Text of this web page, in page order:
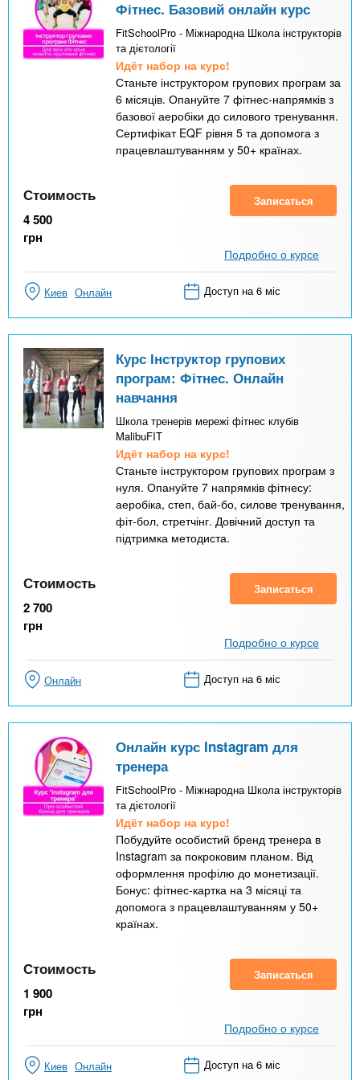
Фітнес. Базовий онлайн курс
FitSchoolPro - Міжнародна Школа інструкторів
та дієтології
Идёт набор на курс!
Станьте інструктором групових програм за
6 місяців. Опануйте 7 фітнес-напрямків з
базової аеробіки до силового тренування.
Сертифікат EQF рівня 5 та допомога з
працевлаштуванням у 50+ країнах.
Стоимость
4 500
грн
Записаться
Подробно о курсе
Киев Онлайн Доступ на 6 міс
Курс Інструктор групових
програм: Фітнес. Онлайн
навчання
Школа тренерів мережі фітнес клубів
MalibuFIT
Идёт набор на курс!
Станьте інструктором групових програм з
нуля. Опануйте 7 напрямків фітнесу:
аеробіка, степ, бай-бо, силове тренування,
фіт-бол, стретчінг. Довічний доступ та
підтримка методиста.
Стоимость
2 700
грн
Записаться
Подробно о курсе
Онлайн Доступ на 6 міс
Онлайн курс Instagram для
тренера
FitSchoolPro - Міжнародна Школа інструкторів
та дієтології
Идёт набор на курс!
Побудуйте особистий бренд тренера в
Instagram за покроковим планом. Від
оформлення профілю до монетизації.
Бонус: фітнес-картка на 3 місяці та
допомога з працевлаштуванням у 50+
країнах.
Стоимость
1 900
грн
Записаться
Подробно о курсе
Киев Онлайн Доступ на 6 міс